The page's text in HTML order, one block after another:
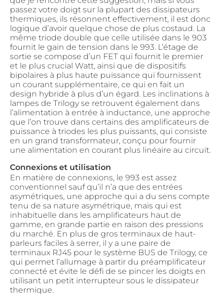
passez votre doigt sur la plupart des dissipateurs
thermiques, ils résonnent effectivement, il est donc
logique d’avoir quelque chose de plus costaud. La
même triode double que celle utilisée dans le 903
fournit le gain de tension dans le 993. L’étage de
sortie se compose d’un FET qui fournit le premier
et le plus crucial Watt, ainsi que de dispositifs
bipolaires à plus haute puissance qui fournissent
un courant supplémentaire, ce qui en fait un
design hybride à plus d’un égard. Les inclinations à
lampes de Trilogy se retrouvent également dans
l’alimentation à entrée à inductance, une approche
que l’on trouve dans certains des amplificateurs de
puissance à triodes les plus puissants, qui consiste
en un grand transformateur, conçu pour fournir
une alimentation en courant plus linéaire au circuit.
Connexions et utilisation
En matière de connexions, le 993 est assez
conventionnel sauf qu’il n’a que des entrées
asymétriques, une approche qui a du sens compte
tenu de sa nature asymétrique, mais qui est
inhabituelle dans les amplificateurs haut de
gamme, en grande partie en raison des pressions
du marché. En plus de gros terminaux de haut-
parleurs faciles à serrer, il y a une paire de
terminaux RJ45 pour le système BUS de Trilogy, ce
qui permet l’allumage à partir du préamplificateur
connecté et évite le défi de se pincer les doigts en
utilisant un petit interrupteur sous le dissipateur
thermique.